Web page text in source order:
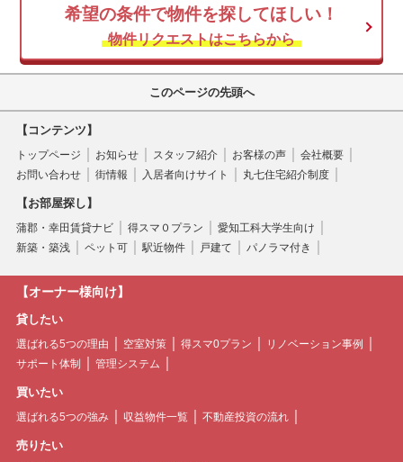
希望の条件で物件を探してほしい！
物件リクエストはこちらから
このページの先頭へ
【コンテンツ】
トップページ お知らせ スタッフ紹介 お客様の声
会社概要
お問い合わせ
街情報 入居者向けサイト 丸七住宅紹介制度
【お部屋探し】
蒲郡・幸田賃貸ナビ 得スマ０プラン
愛知工科大学生向け
新築・築浅
ペット可 駅近物件 戸建て パノラマ付き
【オーナー様向け】
貸したい
選ばれる5つの理由 空室対策 得スマ0プラン
リノベーション事例
サポート体制
管理システム
買いたい
選ばれる5つの強み 収益物件一覧 不動産投資の流れ
売りたい